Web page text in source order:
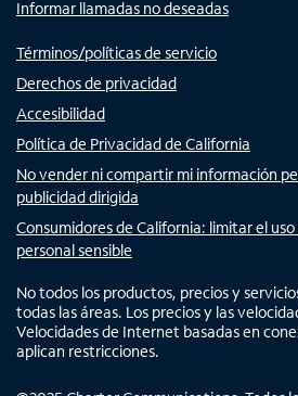
Informar llamadas no deseadas
Términos/políticas de servicio
Derechos de privacidad
Accesibilidad
Política de Privacidad de California
No vender ni compartir mi información
publicidad dirigida
Consumidores de California: limitar el
personal sensible
No todos los productos, precios y
todas las áreas. Los precios y las
Velocidades de Internet basadas en
aplican restricciones.